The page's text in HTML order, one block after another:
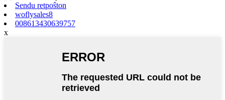
Sendu retpoŝton
woflysales8
008613430639757
x